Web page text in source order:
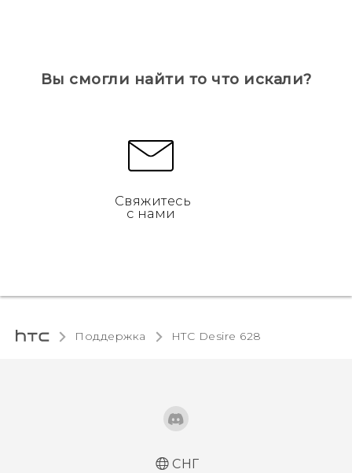
Вы смогли найти то что искали?
Свяжитесь
с нами
Поддержка HTC Desire 628‎
СНГ